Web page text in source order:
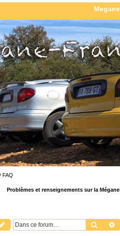
FAQ
Problèmes et renseignements sur la